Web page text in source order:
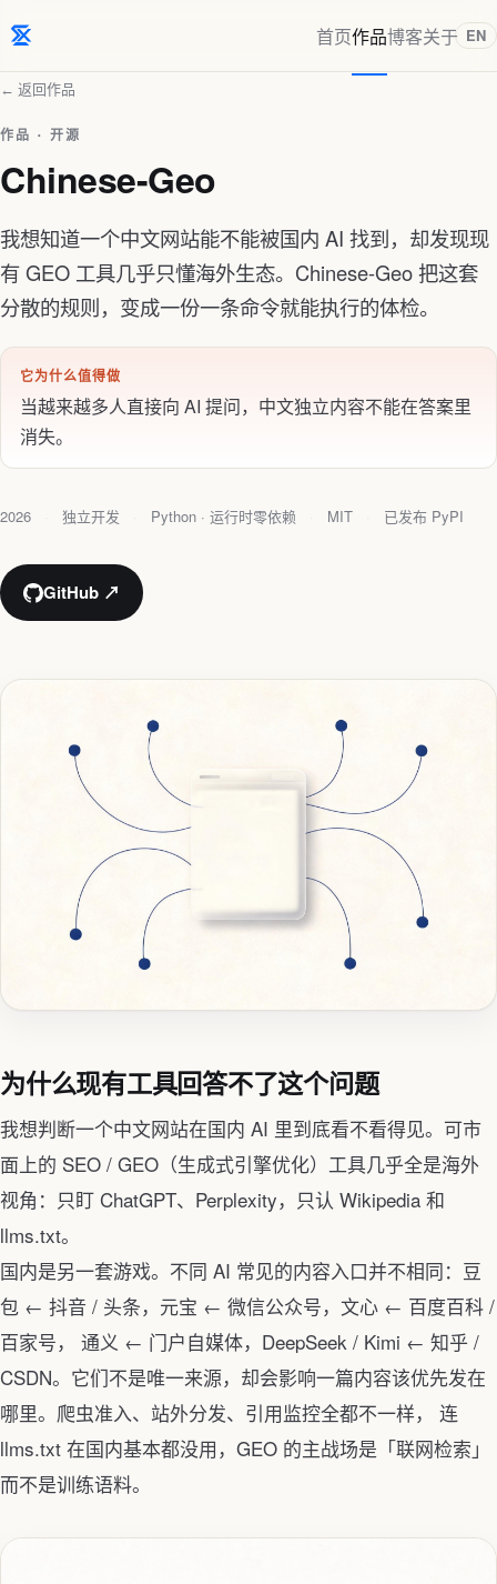
首页作品博客关于 EN
← 返回作品
作品 · 开源
Chinese-Geo
我想知道一个中文网站能不能被国内 AI 找到，却发现现
有 GEO 工具几乎只懂海外生态。Chinese-Geo 把这套
分散的规则，变成一份一条命令就能执行的体检。
它为什么值得做
当越来越多人直接向 AI 提问，中文独立内容不能在答案里
消失。
2026 独立开发 Python · 运行时零依赖 MIT 已发布 PyPI
GitHub ↗
为什么现有工具回答不了这个问题
我想判断一个中文网站在国内 AI 里到底看不看得见。可市
面上的 SEO / GEO（生成式引擎优化）工具几乎全是海外
视角：只盯 ChatGPT、Perplexity，只认 Wikipedia 和
llms.txt。
国内是另一套游戏。不同 AI 常见的内容入口并不相同：豆
包 ← 抖音 / 头条，元宝 ← 微信公众号，文心 ← 百度百科 /
百家号， 通义 ← 门户自媒体，DeepSeek / Kimi ← 知乎 /
CSDN。它们不是唯一来源，却会影响一篇内容该优先发在
哪里。爬虫准入、站外分发、引用监控全都不一样， 连
llms.txt 在国内基本都没用，GEO 的主战场是「联网检索」
而不是训练语料。